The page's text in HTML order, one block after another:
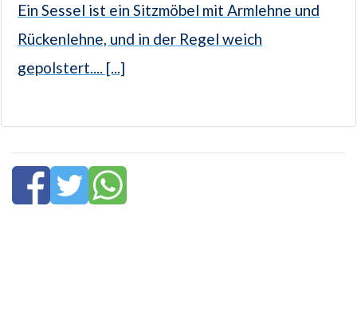
Ein Sessel ist ein Sitzmöbel mit Armlehne und
Rückenlehne, und in der Regel weich
gepolstert.... [...]